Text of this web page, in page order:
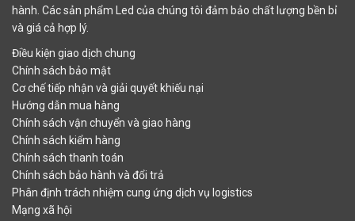
hành. Các sản phẩm Led của chúng tôi đảm bảo chất lượng bền bỉ
và giá cả hợp lý.
Điều kiện giao dịch chung
Chính sách bảo mật
Cơ chế tiếp nhận và giải quyết khiếu nại
Hướng dẫn mua hàng
Chính sách vận chuyển và giao hàng
Chính sách kiểm hàng
Chính sách thanh toán
Chính sách bảo hành và đổi trả
Phân định trách nhiệm cung ứng dịch vụ logistics
Mạng xã hội